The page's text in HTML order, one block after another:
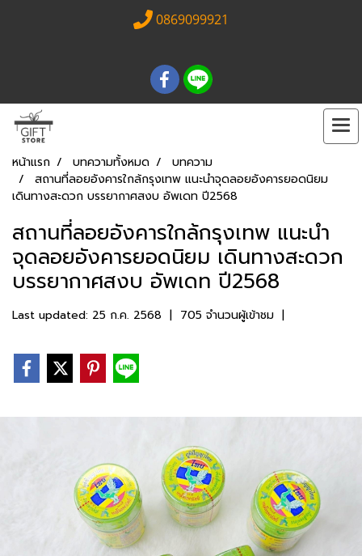
0869099921
หน้าแรก บทความทั้งหมด
บทความ
สถานที่ลอยอังคารใกล้กรุงเทพ แนะนำจุดลอยอังคารยอดนิยม
เดินทางสะดวก บรรยากาศสงบ อัพเดท ปี2568
สถานที่ลอยอังคารใกล้กรุงเทพ แนะนำ
จุดลอยอังคารยอดนิยม เดินทางสะดวก
บรรยากาศสงบ อัพเดท ปี2568
Last updated: 25 ก.ค. 2568 | 705 จำนวนผู้เข้าชม |